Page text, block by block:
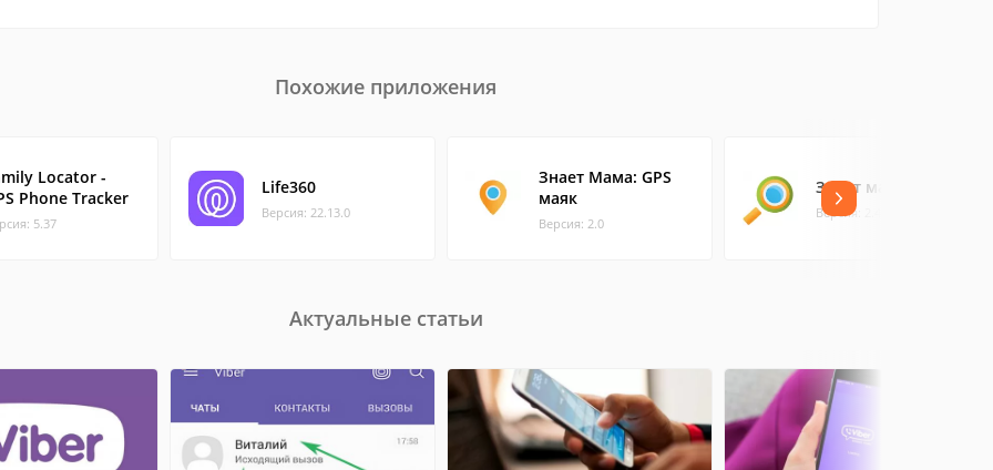
Похожие приложения
Locator -
Phone Tracker
5.37
Life360
Версия: 22.13.0
Знает Мама: GPS
маяк
Версия: 2.0
Знает мама
Версия: 2.4.3
Актуальные статьи